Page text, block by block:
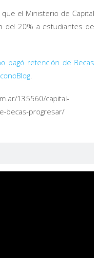
el Ministerio de Capital
del 20% a estudiantes de
pagó retención de Becas
135560/capital-
becas-progresar/